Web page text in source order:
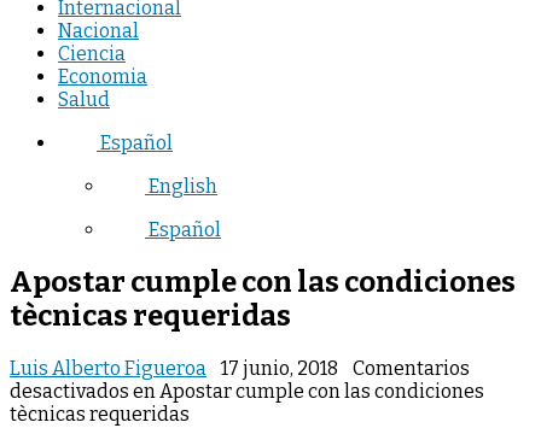
Internacional
Nacional
Ciencia
Economia
Salud
Español
English
Español
Apostar cumple con las condiciones
tècnicas requeridas
Luis Alberto Figueroa 17 junio, 2018
Comentarios
desactivados en Apostar cumple con las condiciones
tècnicas requeridas